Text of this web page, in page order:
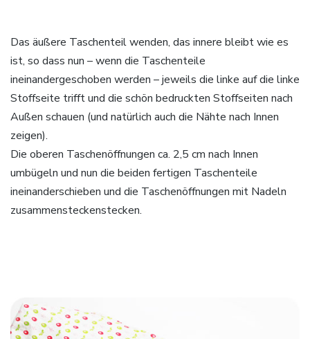
Das äußere Taschenteil wenden, das innere bleibt wie es
ist, so dass nun – wenn die Taschenteile
ineinandergeschoben werden – jeweils die linke auf die linke
Stoffseite trifft und die schön bedruckten Stoffseiten nach
Außen schauen (und natürlich auch die Nähte nach Innen
zeigen).
Die oberen Taschenöffnungen ca. 2,5 cm nach Innen
umbügeln und nun die beiden fertigen Taschenteile
ineinanderschieben und die Taschenöffnungen mit Nadeln
zusammensteckenstecken.